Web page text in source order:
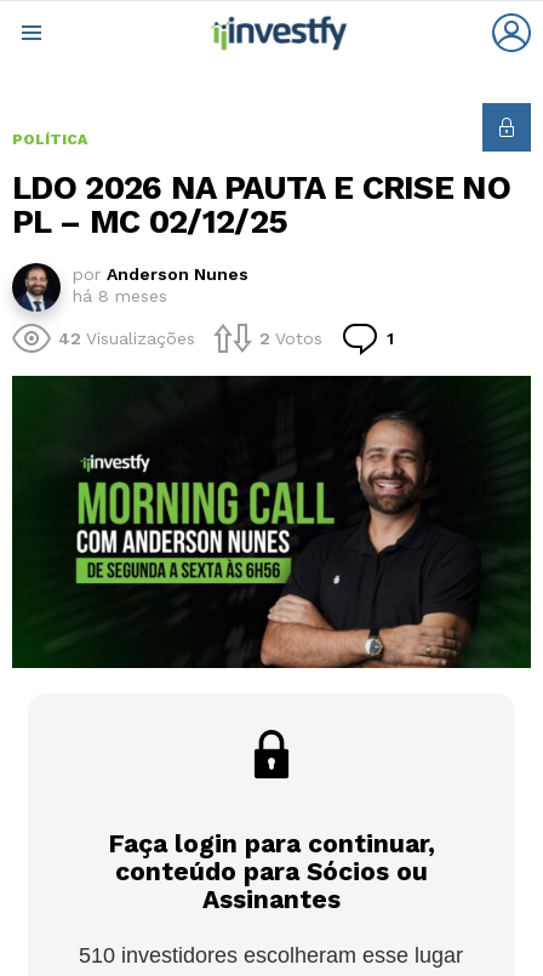
POLÍTICA
LDO 2026 NA PAUTA E CRISE NO
PL – MC 02/12/25
por Anderson Nunes
há 8 meses
42 Visualizações 2 Votos 1
Faça login para continuar,
conteúdo para Sócios ou
Assinantes
510 investidores escolheram esse lugar